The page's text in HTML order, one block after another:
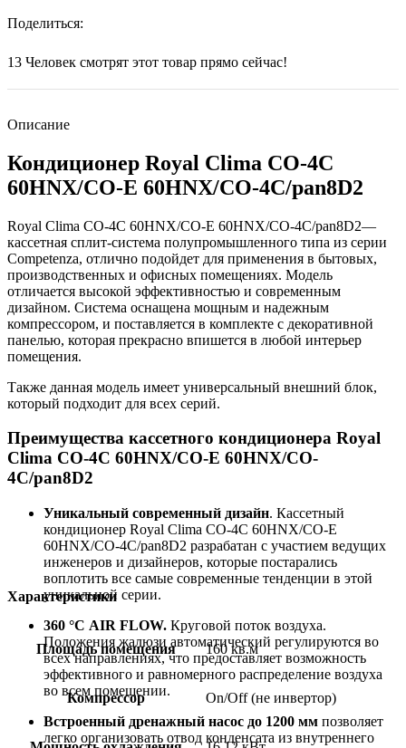
Поделиться:
13 Человек смотрят этот товар прямо сейчас!
Описание
Кондиционер Royal Clima CO-4C
60HNX/CO-E 60HNX/CO-4C/pan8D2
Royal Clima CO-4C 60HNX/CO-E 60HNX/CO-4C/pan8D2—
кассетная сплит-система полупромышленного типа из серии
Competenza, отлично подойдет для применения в бытовых,
производственных и офисных помещениях. Модель
отличается высокой эффективностью и современным
дизайном. Система оснащена мощным и надежным
компрессором, и поставляется в комплекте с декоративной
панелью, которая прекрасно впишется в любой интерьер
помещения.
Также данная модель имеет универсальный внешний блок,
который подходит для всех серий.
Преимущества кассетного кондиционера Royal
Clima CO-4C 60HNX/CO-E 60HNX/CO-
4C/pan8D2
Уникальный современный дизайн. Кассетный
кондиционер Royal Clima CO-4C 60HNX/CO-E
60HNX/CO-4C/pan8D2 разрабатан с участием ведущих
инженеров и дизайнеров, которые постарались
воплотить все самые современные тенденции в этой
уникальной серии.
360 °С AIR FLOW. Круговой поток воздуха.
Положения жалюзи автоматический регулируются во
всех направлениях, что предоставляет возможность
эффективного и равномерного распределение воздуха
во всем помещении.
Встроенный дренажный насос до 1200 мм позволяет
легко организовать отвод конденсата из внутреннего
Характеристики
Площадь помещения 160 кв.м
Компрессор On/Off (не инвертор)